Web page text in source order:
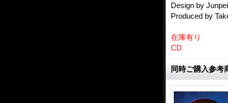
Design by
Produced by
在庫有り
CD
同時ご購入参考